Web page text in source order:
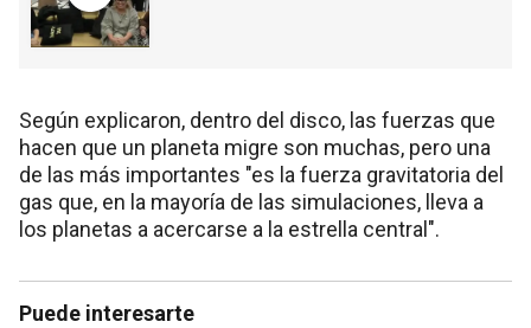
Según explicaron, dentro del disco, las fuerzas que
hacen que un planeta migre son muchas, pero una
de las más importantes "es la fuerza gravitatoria del
gas que, en la mayoría de las simulaciones, lleva a
los planetas a acercarse a la estrella central".
Puede interesarte